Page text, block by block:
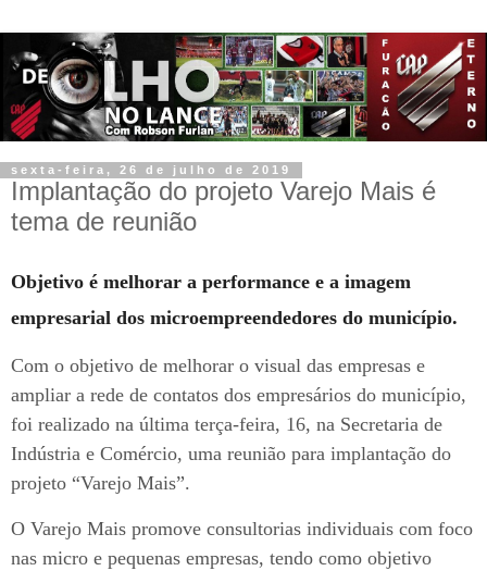
sexta-feira, 26 de julho de 2019
Implantação do projeto Varejo Mais é
tema de reunião
Objetivo é melhorar a performance e a imagem
empresarial dos microempreendedores do município.
Com o objetivo de melhorar o visual das empresas e
ampliar a rede de contatos dos empresários do município,
foi realizado na última terça-feira, 16, na Secretaria de
Indústria e Comércio, uma reunião para implantação do
projeto “Varejo Mais”.
O Varejo Mais promove consultorias individuais com foco
nas micro e pequenas empresas, tendo como objetivo